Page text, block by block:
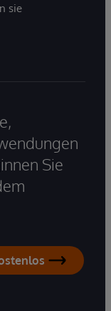
sie
Sie